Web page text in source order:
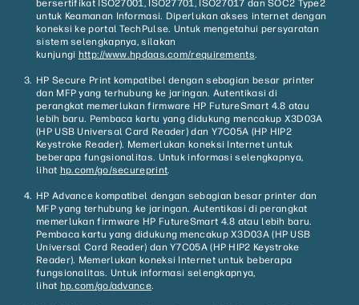
bersertifikat ISO27001, ISO27701, ISO27017 dan SOC2 Type2
untuk Keamanan Informasi. Diperlukan akses internet dengan
koneksi ke portal TechPulse. Untuk mengetahui persyaratan
sistem selengkapnya, silakan
kunjungi http://www.hpdaas.com/requirements.
HP Secure Print kompatibel dengan sebagian besar printer
dan MFP yang terhubung ke jaringan. Autentikasi di
perangkat memerlukan firmware HP FutureSmart 4.8 atau
lebih baru. Pembaca kartu yang didukung mencakup X3D03A
(HP USB Universal Card Reader) dan Y7C05A (HP HIP2
Keystroke Reader). Memerlukan koneksi Internet untuk
beberapa fungsionalitas. Untuk informasi selengkapnya,
lihat hp.com/go/secureprint.
HP Advance kompatibel dengan sebagian besar printer dan
MFP yang terhubung ke jaringan. Autentikasi di perangkat
memerlukan firmware HP FutureSmart 4.8 atau lebih baru.
Pembaca kartu yang didukung mencakup X3D03A (HP USB
Universal Card Reader) dan Y7C05A (HP HIP2 Keystroke
Reader). Memerlukan koneksi Internet untuk beberapa
fungsionalitas. Untuk informasi selengkapnya,
lihat hp.com/go/advance.